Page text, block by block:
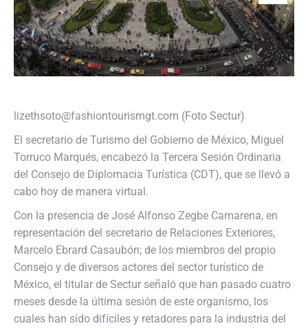
lizethsoto@fashiontourismgt.com (Foto Sectur)
El secretario de Turismo del Gobierno de México, Miguel
Torruco Marqués, encabezó la Tercera Sesión Ordinaria
del Consejo de Diplomacia Turística (CDT), que se llevó a
cabo hoy de manera virtual.
Con la presencia de José Alfonso Zegbe Camarena, en
representación del secretario de Relaciones Exteriores,
Marcelo Ebrard Casaubón; de los miembros del propio
Consejo y de diversos actores del sector turístico de
México, el titular de Sectur señaló que han pasado cuatro
meses desde la última sesión de este organismo, los
cuales han sido difíciles y retadores para la industria del